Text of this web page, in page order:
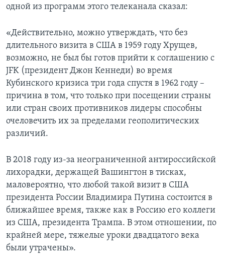
одной из программ этого телеканала сказал:
«Действительно, можно утверждать, что без
длительного визита в США в 1959 году Хрущев,
возможно, не был бы готов прийти к соглашению с
JFK (президент Джон Кеннеди) во время
Кубинского кризиса три года спустя в 1962 году –
причина в том, что только при посещении страны
или стран своих противников лидеры способны
очеловечить их за пределами геополитических
различий.
В 2018 году из-за неограниченной антироссийской
лихорадки, держащей Вашингтон в тисках,
маловероятно, что любой такой визит в США
президента России Владимира Путина состоится в
ближайшее время, также как в Россию его коллеги
из США, президента Трампа. В этом отношении, по
крайней мере, тяжелые уроки двадцатого века
были утрачены».